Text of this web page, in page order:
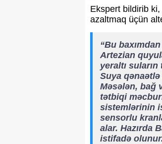
Ekspert bildirib ki,
azaltmaq üçün
“Bu
Artezian
yeraltı
Suya
Məsələn, bağ
tətbiqi
sistemlərinin
sensorlu
alar. Hazırda
istifadə